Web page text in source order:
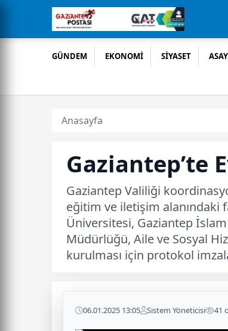
GÜNDEM EKONOMİ SİYASET
Anasayfa
Gaziantep Valiliği
eğitim ve iletişim alanındaki
Üniversitesi, Gaziantep
Müdürlüğü, Aile ve Sosyal
kurulması için protokol
06.01.2025 13:05 Sistem Yöneticisi 41